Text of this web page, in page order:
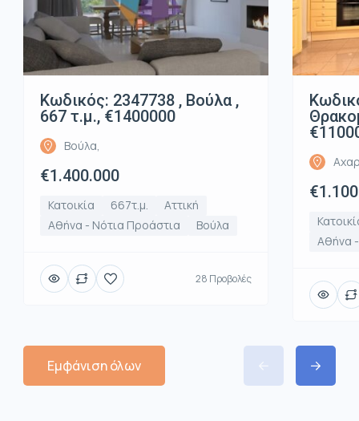
Κωδικός: 2347738 , Βούλα ,
667 τ.μ., €1400000
Βούλα,
€1.400.000
Κατοικία 667τ.μ.
Αττική
Αθήνα - Νότια Προάστια
Βούλα
28 Προβολές
Αθήνα
Εμφάνιση όλων